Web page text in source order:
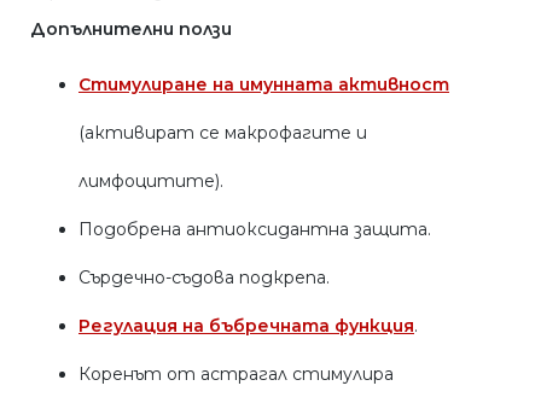
Допълнителни ползи
Стимулиране на имунната активност
(активират се макрофагите и
лимфоцитите).
Подобрена антиоксидантна защита.
Сърдечно-съдова подкрепа.
Регулация на бъбречната функция.
Коренът от астрагал стимулира